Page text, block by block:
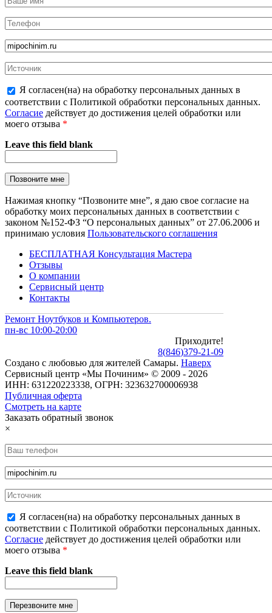
Я согласен(на) на обработку персональных данных в
соответствии с Политикой обработки персональных данных.
Согласие действует до достижения целей обработки или
моего отзыва *
Leave this field blank
Нажимая кнопку “Позвоните мне”, я даю свое согласие на
обработку моих персональных данных в соответствии с
законом №152-ФЗ “О персональных данных” от 27.06.2006 и
принимаю условия Пользовательского соглашения
БЕСПЛАТНАЯ Консультация Мастера
Отзывы
О компании
Сервисный центр
Контакты
Ремонт Ноутбуков и Компьютеров.
пн-вс 10:00-20:00
Приходите!
8(846)379-21-09
Создано с любовью для жителей Самары. Наверх
Сервисный центр «Мы Починим» © 2009 - 2026
ИНН: 631220223338, ОГРН: 323632700006938
Публичная оферта
Смотреть на карте
Заказать обратный звонок
×
Я согласен(на) на обработку персональных данных в
соответствии с Политикой обработки персональных данных.
Согласие действует до достижения целей обработки или
моего отзыва *
Leave this field blank